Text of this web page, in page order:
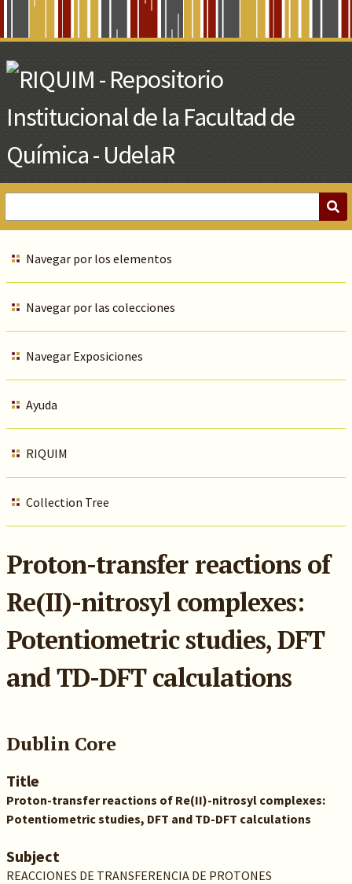
Main
Content
Navegar por los elementos
Navegar por las colecciones
Navegar Exposiciones
Ayuda
RIQUIM
Collection Tree
Proton-transfer reactions of
Re(II)-nitrosyl complexes:
Potentiometric studies, DFT
and TD-DFT calculations
Dublin Core
Title
Proton-transfer reactions of Re(II)-nitrosyl complexes:
Potentiometric studies, DFT and TD-DFT calculations
Subject
REACCIONES DE TRANSFERENCIA DE PROTONES